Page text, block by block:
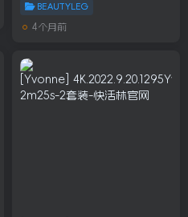
BEAUTYLEG
4个月前